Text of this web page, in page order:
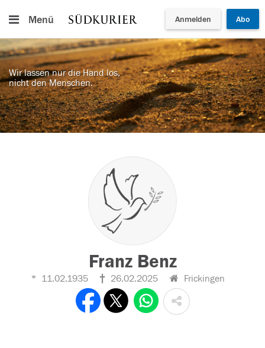
Menü Anmelden Abo
Wir lassen nur die Hand los,
nicht den Menschen.
Franz Benz
11.02.1935 26.02.2025 Frickingen